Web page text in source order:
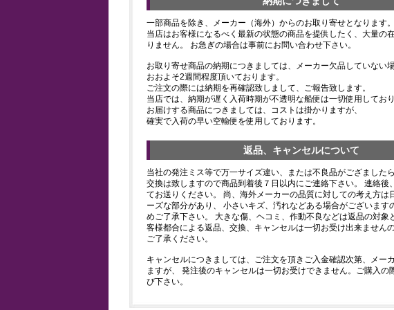
一部商品を除き、メーカー（海外）からのお取り寄せとなります。
当店はお客様になるべく最新の状態の商品を提供したく、大量の
りません。 お急ぎの場合は事前にお問い合わせ下さい。
お取り寄せ商品の納期につきましては、メーカー欠品していない場
おおよそ2週間程度頂いております。
ご注文の際には納期を再確認致しまして、ご報告致します。
当店では、納期が遅く入荷時期が不透明な船便は一切使用しており
お届けする商品につきましては、コストは掛かりますが、
確実で入荷の早い空輸便を使用しております。
返品、キャンセルについて
当社の発注ミス等で万一サイズ違い、または不良品がござました
交換は致しますので商品到着後７日以内にご連絡下さい。 連絡後
てお送りください。 尚、海外メーカーの品質に対しての考え方は
ーズな部分があり、 小さいキズ、汚れなどある場合がございます
めご了承下さい。 大きな傷、ヘコミ、作動不良などは返品の対象
客様都合による返品、交換、キャンセルは一切お受け出来ません
ご了承ください。
キャンセルにつきましては、ご注文を頂きご入金確認次第、メー
ますが、 発注後のキャンセルは一切お受けできません。ご購入の
び下さい。